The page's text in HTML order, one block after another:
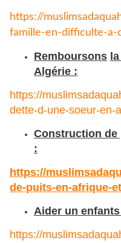
https://
famille-en-difficulte-a-
Remboursons
Algérie :
https://
dette-d-une-soeur-en-
Construction de
:
https://
de-puits-en-afrique-
Aider un
https://